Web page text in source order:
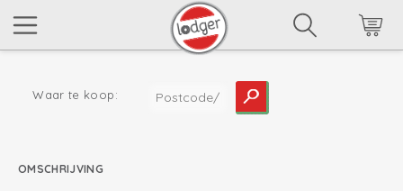
Waar te koop:
OMSCHRIJVING